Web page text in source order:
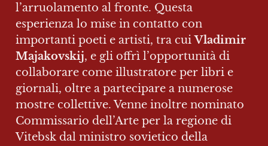
l’arruolamento al fronte. Questa
esperienza lo mise in contatto con
importanti poeti e artisti, tra cui Vladimir
Majakovskij, e gli offrì l’opportunità di
collaborare come illustratore per libri e
giornali, oltre a partecipare a numerose
mostre collettive. Venne inoltre nominato
Commissario dell’Arte per la regione di
Vitebsk dal ministro sovietico della